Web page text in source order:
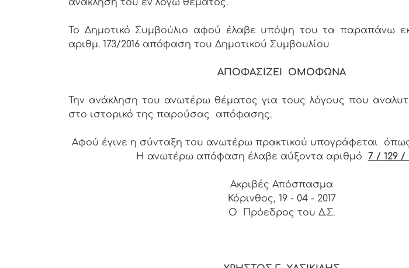
ανάκληση του εν λόγω θέματος.
Το Δημοτικό Συμβούλιο αφού έλαβε υπόψη του τα παραπάνω
αριθμ. 173/2016 απόφαση του Δημοτικού Συμβουλίου
ΑΠΟΦΑΣΙΖΕΙ ΟΜΟΦΩΝΑ
Την ανάκληση του ανωτέρω θέματος για τους λόγους που
στο ιστορικό της παρούσας απόφασης.
Αφού έγινε η σύνταξη του ανωτέρω πρακτικού υπογράφεται
Η ανωτέρω απόφαση έλαβε αύξοντα αριθμό 7 / 129 /
Ακριβές Απόσπασμα
Κόρινθος, 19 - 04 - 2017
Ο Πρόεδρος του Δ.Σ.